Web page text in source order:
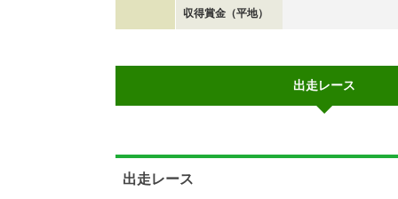
収得賞金（平地）
出走レース
出走レース